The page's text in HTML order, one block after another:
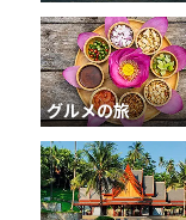
グルメの旅